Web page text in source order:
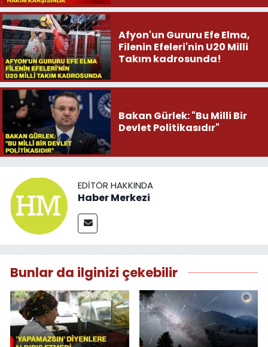
Afyon'un Gururu Efe Elma,
Filenin Efeleri'nin U20 Milli
Takım kadrosunda!
Bakan Gürlek: "Bu Milli Bir
Devlet Politikasıdır"
EDITÖR HAKKINDA
Haber Merkezi
Bunlar da ilginizi çekebilir